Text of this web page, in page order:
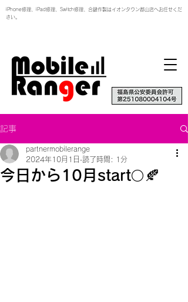
iPhone修理、iPad修理、Switch修理、合鍵作製はイオンタウン郡山店へお任せくだ
さい。
記事
今日から10月start🌕🍂
partnermobilerange
2024年10月1日 読了時間: 1分